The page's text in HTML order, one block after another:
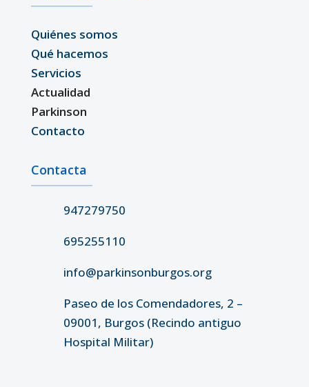
Quiénes somos
Qué hacemos
Servicios
Actualidad
Parkinson
Contacto
Contacta
947279750
695255110
info@parkinsonburgos.org
Paseo de los Comendadores, 2 –
09001, Burgos (Recindo antiguo
Hospital Militar)